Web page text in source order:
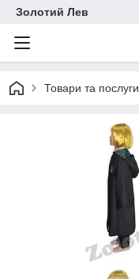
Золотий Лев
Товари та послуги